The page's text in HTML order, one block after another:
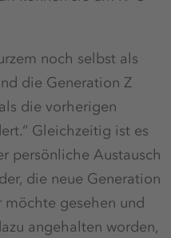
noch selbst als
die Generation Z
die vorherigen
Gleichzeitig ist es
persönliche Austausch
die neue Generation
gesehen und
angehalten worden,